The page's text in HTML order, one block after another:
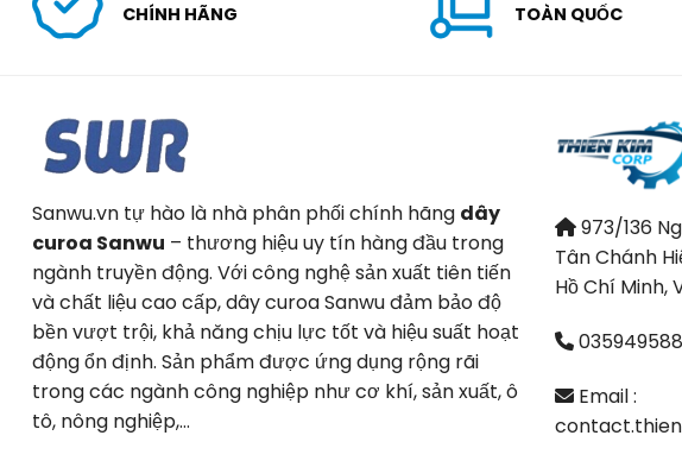
CHÍNH HÃNG TOÀN QUỐC
Sanwu.vn tự hào là nhà phân phối chính hãng dây
curoa Sanwu – thương hiệu uy tín hàng đầu trong
ngành truyền động. Với công nghệ sản xuất tiên tiến
và chất liệu cao cấp, dây curoa Sanwu đảm bảo độ
bền vượt trội, khả năng chịu lực tốt và hiệu suất hoạt
động ổn định. Sản phẩm được ứng dụng rộng rãi
trong các ngành công nghiệp như cơ khí, sản xuất, ô
tô, nông nghiệp,…
973/136
Tân Chánh
Hồ Chí Minh,
Email :